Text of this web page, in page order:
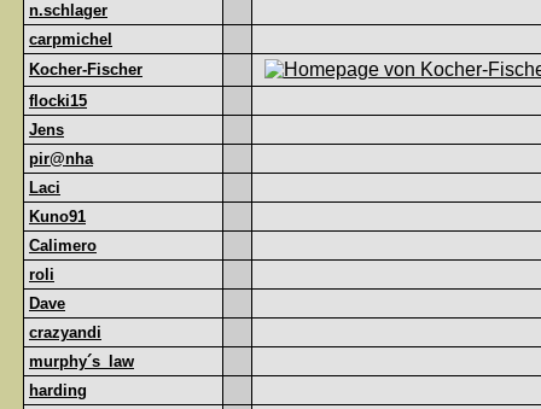
n.schlager
carpmichel
Kocher-Fischer
flocki15
Jens
pir@nha
Laci
Kuno91
Calimero
roli
Dave
crazyandi
murphy´s_law
harding